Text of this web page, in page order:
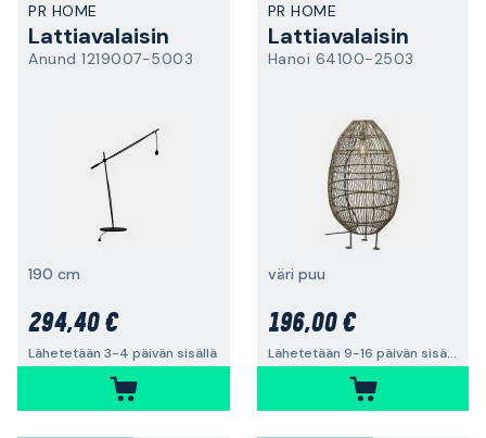
PR HOME
Lattiavalaisin
Anund 1219007-5003
190 cm
294,40 €
Lähetetään 3-4 päivän sisällä
PR HOME
Lattiavalaisin
Hanoi 64100-2503
väri puu
196,00 €
Lähetetään 9-16 päivän sisällä